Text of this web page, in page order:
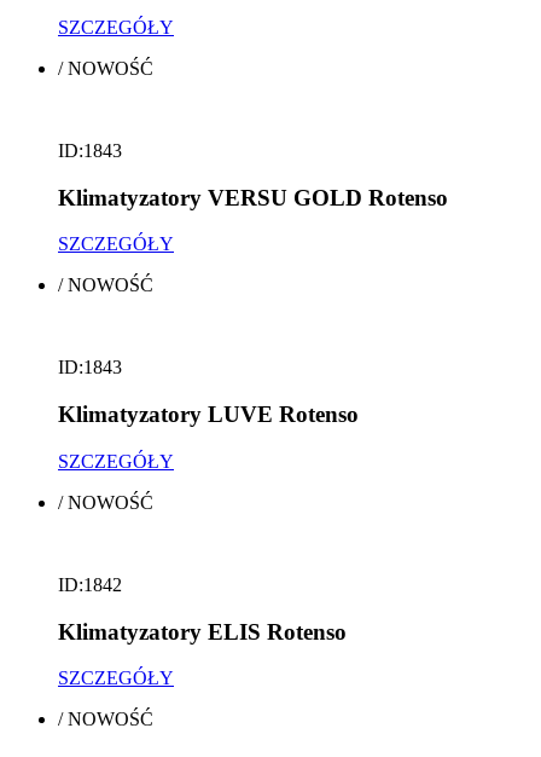
SZCZEGÓŁY
/NOWOŚĆ
ID:1843
Klimatyzatory VERSU GOLD Rotenso
SZCZEGÓŁY
/NOWOŚĆ
ID:1843
Klimatyzatory LUVE Rotenso
SZCZEGÓŁY
/NOWOŚĆ
ID:1842
Klimatyzatory ELIS Rotenso
SZCZEGÓŁY
/NOWOŚĆ